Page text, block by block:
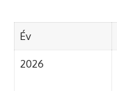
Év
2026